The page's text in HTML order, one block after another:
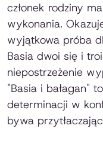
członek rodziny
wykonania.
wyjątkowa próba
Basia dwoi się i
niepostrzeżenie
"Basia i bałagan"
determinacji w
bywa